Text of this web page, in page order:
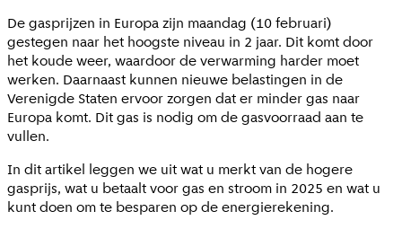
De gasprijzen in Europa zijn maandag (10 februari)
gestegen naar het hoogste niveau in 2 jaar. Dit komt door
het koude weer, waardoor de verwarming harder moet
werken. Daarnaast kunnen nieuwe belastingen in de
Verenigde Staten ervoor zorgen dat er minder gas naar
Europa komt. Dit gas is nodig om de gasvoorraad aan te
vullen.
In dit artikel leggen we uit wat u merkt van de hogere
gasprijs, wat u betaalt voor gas en stroom in 2025 en wat u
kunt doen om te besparen op de energierekening.